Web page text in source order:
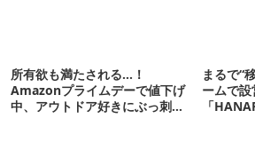
所有欲も満たされる…！
Amazonプライムデーで値下げ
中、アウトドア好きにぶっ刺さ
まるで“
ームで
「